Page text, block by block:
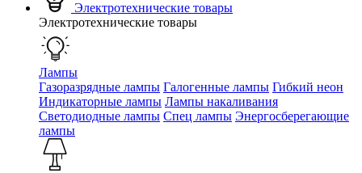
Электротехнические товары
Электротехнические товары
Лампы
Газоразрядные лампы Галогенные лампы Гибкий неон
Индикаторные лампы Лампы накаливания
Светодиодные лампы Спец лампы Энергосберегающие
лампы